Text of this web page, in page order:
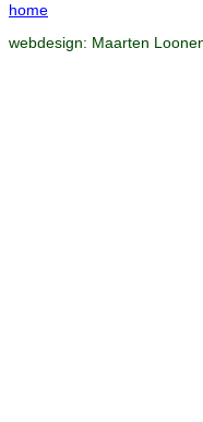
home
webdesign: Maarten